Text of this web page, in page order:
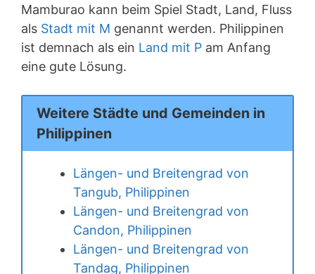
Mamburao kann beim Spiel Stadt, Land, Fluss
als Stadt mit M genannt werden. Philippinen
ist demnach als ein Land mit P am Anfang
eine gute Lösung.
Weitere Städte und Gemeinden in
Philippinen
Längen- und Breitengrad von
Tangub, Philippinen
Längen- und Breitengrad von
Candon, Philippinen
Längen- und Breitengrad von
Tandag, Philippinen